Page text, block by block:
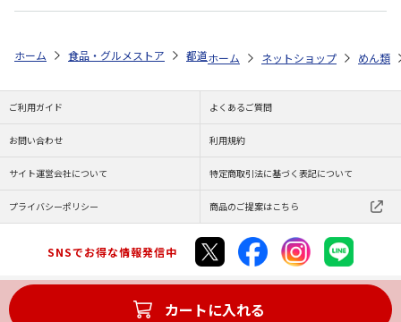
カートに入れる
ホーム 食品・グルメストア 都道府県から探す 熊本県 熊本ラー
ホーム ネットショップ めん類
ご利用ガイド よくあるご質問
お問い合わせ 利用規約
サイト運営会社について 特定商取引法に基づく表記について
プライバシーポリシー 商品のご提案はこちら
SNSでお得な情報発信中